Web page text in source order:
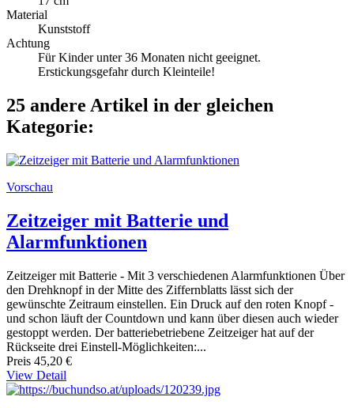
Material
Kunststoff
Achtung
Für Kinder unter 36 Monaten nicht geeignet.
Erstickungsgefahr durch Kleinteile!
25 andere Artikel in der gleichen
Kategorie:
Vorschau
Zeitzeiger mit Batterie und
Alarmfunktionen
Zeitzeiger mit Batterie - Mit 3 verschiedenen Alarmfunktionen Über
den Drehknopf in der Mitte des Ziffernblatts lässt sich der
gewünschte Zeitraum einstellen. Ein Druck auf den roten Knopf -
und schon läuft der Countdown und kann über diesen auch wieder
gestoppt werden. Der batteriebetriebene Zeitzeiger hat auf der
Rückseite drei Einstell-Möglichkeiten:...
Preis 45,20 €
View Detail